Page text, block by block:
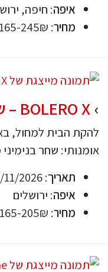
איפה: חיפה,
מחיר: 165-245₪,
BOLERO X – שחר בנימיני
להקת הבית למחול,
אומנותי: שחר
תאריך: 03/11/2026
איפה: ירושלים
מחיר: 165-205₪,